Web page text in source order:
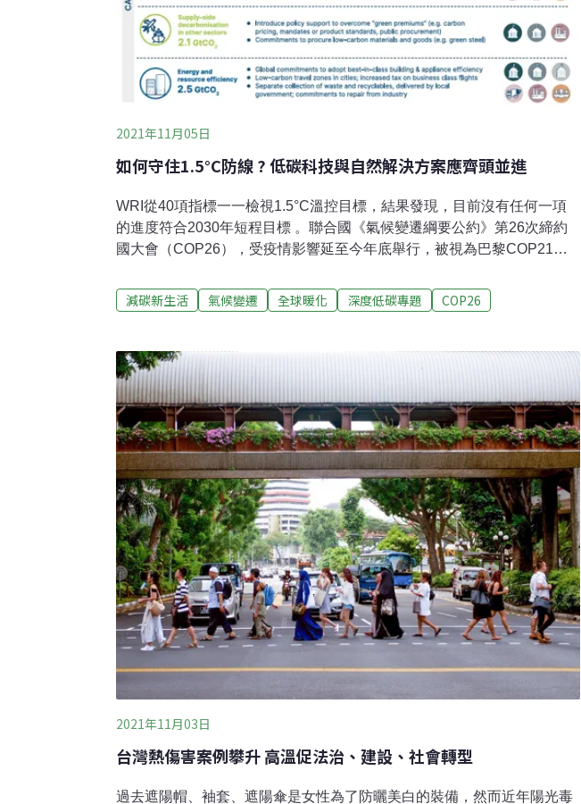
2021年11月05日
如何守住1.5°C防線 ? 低碳科技與自然解決方案應齊頭並進
WRI從40項指標一一檢視1.5°C溫控目標，結果發現，目前沒有任何一項
的進度符合2030年短程目標 。聯合國《氣候變遷綱要公約》第26次締約
國大會（COP26），受疫情影響延至今年底舉行，被視為巴黎COP21後
Leader's Summit）之前，各方環境學者與智庫紛紛獻策，希望能在談判上
促成更團結一致的氣候目標！大會主席－英國商業、能源和工業策略部前
務，包含 : 加速淘汰燃煤、減緩毀林速度、推廣電動車與鼓勵投資再生能
源；除了減緩面向，也希望各國多保護自然棲息地，並建立防禦與預警系
統、調適基礎建設和農業。40指標檢視1.5°C防線，現階段成果極不樂觀
儘管本屆大會以守住1.5°C目前為最終目標，然而，根據世界資源研究所
（World Re
減碳新生活 氣候變遷 全球暖化 深度低碳專題 COP26
2021年11月03日
台灣熱傷害案例攀升 高溫促法治、建設、社會轉型
過去遮陽帽、袖套、遮陽傘是女性為了防曬美白的裝備，然而近年陽光毒